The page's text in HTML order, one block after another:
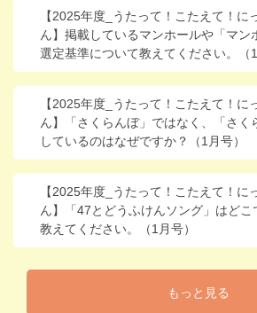
【2025年度_うたって！こたえて！に
ん】掲載しているマンホールや「マン
選定基準について教えてください。（1
【2025年度_うたって！こたえて！に
ん】「さくらんぼ」ではなく、「さく
しているのはなぜですか？（1月号）
【2025年度_うたって！こたえて！に
ん】「47とどうふけんソング」はど
教えてください。（1月号）
もっと見る